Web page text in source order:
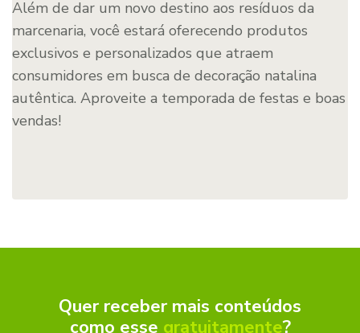
Além de dar um novo destino aos resíduos da
marcenaria, você estará oferecendo produtos
exclusivos e personalizados que atraem
consumidores em busca de decoração natalina
autêntica. Aproveite a temporada de festas e boas
vendas!
Quer receber mais conteúdos
como esse gratuitamente?